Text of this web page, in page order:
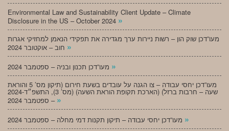
Environmental Law and Sustainability Client Update – Climate
Disclosure in the US – October 2024 »
מעו”דכן שוק הון – רשות ניירות ערך מגדירה את תפקידי הנאמן למחזיקי אגרות
»
»
מעו”דכן יחסי עבודה – צו הגנה על עובדים בשעת חירום (תיקון מס’ 5 והוראת
שעה – חרבות ברזל) (הארכת תקופת הוראת השעה) (מס’ 3), התשפ״ד-2024
– ספטמבר 2024 »
»